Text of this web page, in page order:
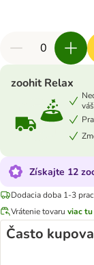
zoohit Relax
Získajte 12
Dodacia doba 1-3
Vrátenie tovaru viac tu
Často